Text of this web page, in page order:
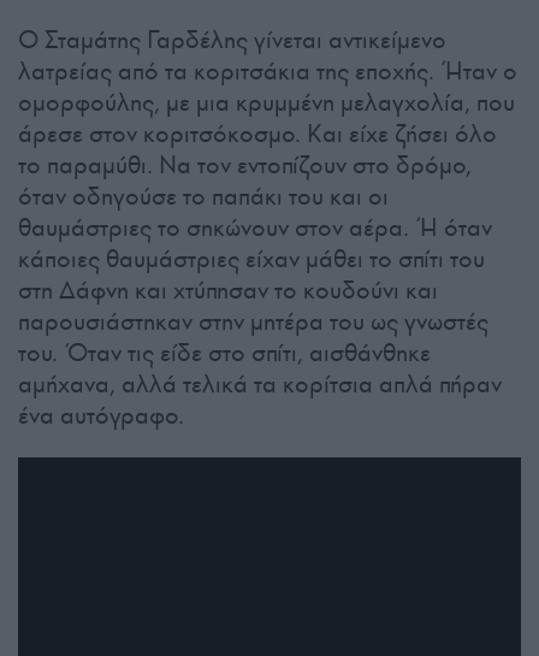
O Σταμάτης Γαρδέλης γίνεται αντικείμενο
λατρείας από τα κοριτσάκια της εποχής. Ήταν ο
ομορφούλης, με μια κρυμμένη μελαγχολία, που
άρεσε στον κοριτσόκοσμο. Και είχε ζήσει όλο
το παραμύθι. Να τον εντοπίζουν στο δρόμο,
όταν οδηγούσε το παπάκι του και οι
θαυμάστριες το σηκώνουν στον αέρα. Ή όταν
κάποιες θαυμάστριες είχαν μάθει το σπίτι του
στη Δάφνη και χτύπησαν το κουδούνι και
παρουσιάστηκαν στην μητέρα του ως γνωστές
του. Όταν τις είδε στο σπίτι, αισθάνθηκε
αμήχανα, αλλά τελικά τα κορίτσια απλά πήραν
ένα αυτόγραφο.